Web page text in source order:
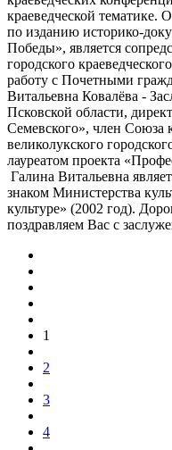
краеведческой тематике.
по изданию историко-
Победы», является
городского
работу с Почетными
Витальевна Ковалёва -
Псковской области,
Семевского», член Союза
великолукского
лауреатом проекта
Галина Витальевна
знаком Министерства
культуре» (2002 год).
поздравляем Вас с
1
2
3
4